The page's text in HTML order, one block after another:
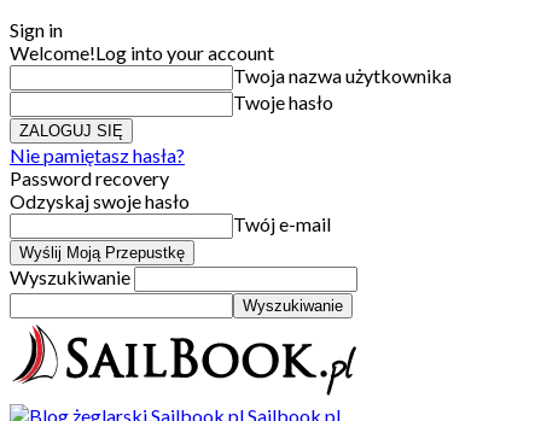
Sign in
Welcome!Log into your account
Twoja nazwa użytkownika
Twoje hasło
Nie pamiętasz hasła?
Password recovery
Odzyskaj swoje hasło
Twój e-mail
Wyszukiwanie
Sailbook.pl